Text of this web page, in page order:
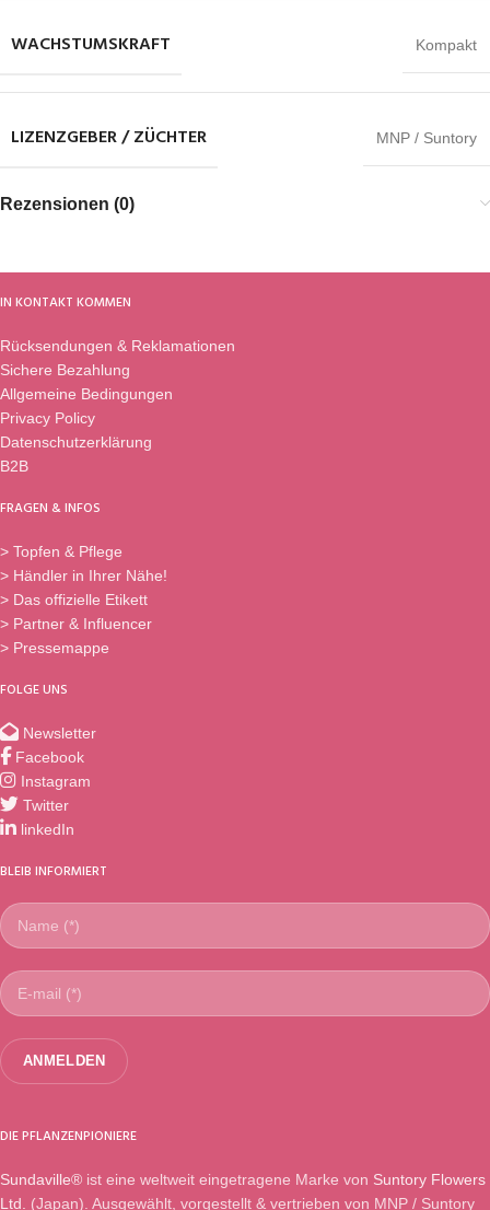
WACHSTUMSKRAFT Kompakt
LIZENZGEBER / ZÜCHTER MNP / Suntory
Rezensionen (0)
IN KONTAKT KOMMEN
Rücksendungen & Reklamationen
Sichere Bezahlung
Allgemeine Bedingungen
Privacy Policy
Datenschutzerklärung
B2B
FRAGEN & INFOS
> Topfen & Pflege
> Händler in Ihrer Nähe!
> Das offizielle Etikett
> Partner & Influencer
> Pressemappe
FOLGE UNS
Newsletter
Facebook
Instagram
Twitter
linkedIn
BLEIB INFORMIERT
DIE PFLANZENPIONIERE
Sundaville® ist eine weltweit eingetragene Marke von Suntory Flowers
Ltd.
(Japan). Ausgewählt, vorgestellt & vertrieben von MNP / Suntory